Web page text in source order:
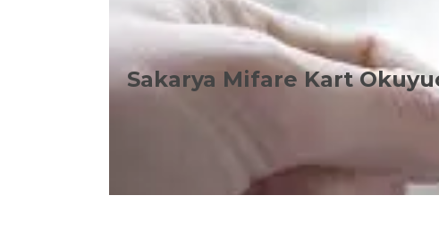
Sakarya Mifare Kart
Sakarya Proxmity kart